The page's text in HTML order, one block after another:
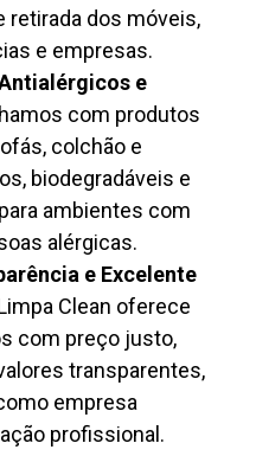
retirada dos móveis,
e empresas.
e
com produtos
colchão e
biodegradáveis e
ambientes com
alérgicas.
e Excelente
Clean oferece
com preço justo,
transparentes,
empresa
profissional.